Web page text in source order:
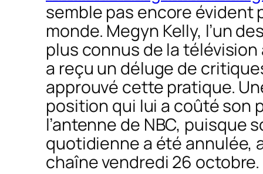
semble pas encore évident
monde. Megyn Kelly, l’un
plus connus de la
a reçu un déluge de
approuvé cette pratique.
position qui lui a coûté son
l’antenne de NBC, puisque
quotidienne a été annulée,
chaîne vendredi 26 octobre.